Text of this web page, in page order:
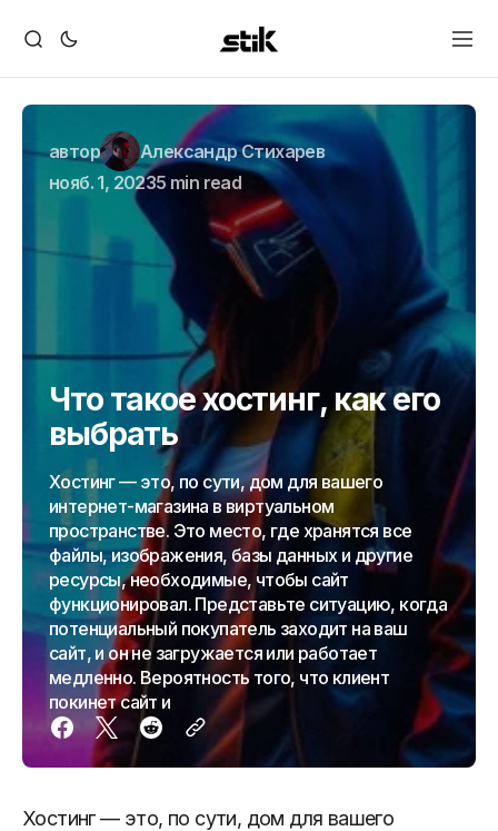
автор
Александр Стихарев
нояб. 1, 20235 min read
Что такое хостинг, как его
выбрать
Хостинг — это, по сути, дом для вашего
интернет-магазина в виртуальном
пространстве. Это место, где хранятся все
файлы, изображения, базы данных и другие
ресурсы, необходимые, чтобы сайт
функционировал. Представьте ситуацию, когда
потенциальный покупатель заходит на ваш
сайт, и он не загружается или работает
медленно. Вероятность того, что клиент
покинет сайт и
Хостинг — это, по сути, дом для вашего